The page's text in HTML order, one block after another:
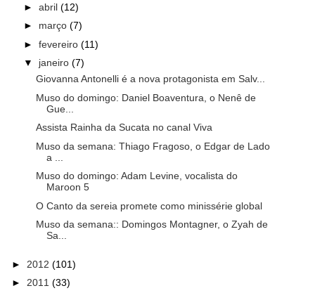
► abril (12)
► março (7)
► fevereiro (11)
▼ janeiro (7)
Giovanna Antonelli é a nova protagonista em Salv...
Muso do domingo: Daniel Boaventura, o Nenê de
Gue...
Assista Rainha da Sucata no canal Viva
Muso da semana: Thiago Fragoso, o Edgar de Lado
a ...
Muso do domingo: Adam Levine, vocalista do
Maroon 5
O Canto da sereia promete como minissérie global
Muso da semana:: Domingos Montagner, o Zyah de
Sa...
► 2012 (101)
► 2011 (33)